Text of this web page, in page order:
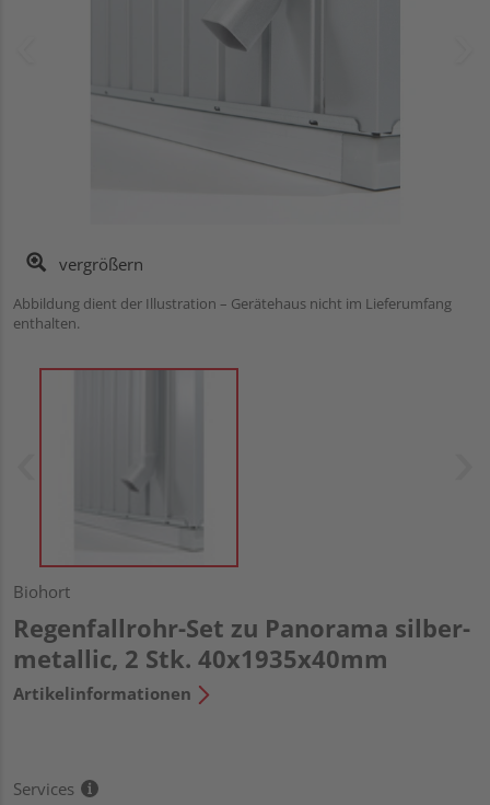
vergrößern
Abbildung dient der Illustration – Gerätehaus nicht im Lieferumfang
enthalten.
Biohort
Regenfallrohr-Set zu Panorama silber-
metallic, 2 Stk. 40x1935x40mm
Artikelinformationen
Services